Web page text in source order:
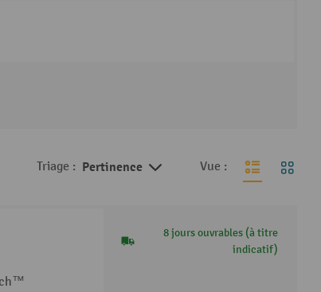
Triage : Pertinence Vue :
8 jours ouvrables (à titre
indicatif)